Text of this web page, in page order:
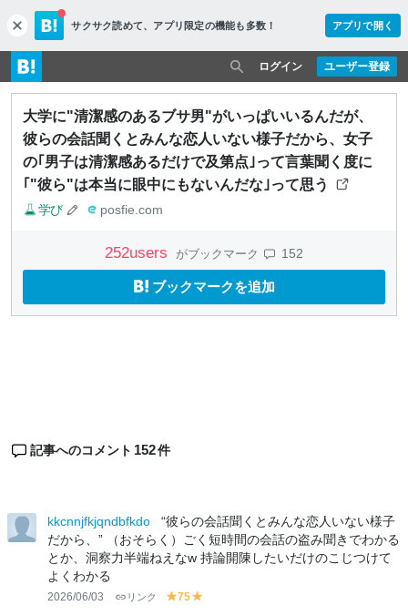
c
l
o
s
e
サクサク読めて、 アプリ限定の機能も多数！ アプリで開く
ユーザー登録
ログイン
大学に"清潔感のあるブサ男"がいっぱいいるんだが、
彼らの会話聞くとみんな恋人いない様子だから、女子
の｢男子は清潔感あるだけで及第点｣って言葉聞く度に
｢"彼ら"は本当に眼中にもないんだな｣って思う
学び posfie.com
252users がブックマーク 152
ブックマークを追加
記事へのコメント 152件
kkcnnjfkjqndbfkdo
“彼らの会話聞くとみんな恋人いない様子
だから、” （おそらく）ごく短時間の会話の盗み聞きでわかる
とか、洞察力半端ねえなw 持論開陳したいだけのこじつけて
よくわかる
2026/06/03 リンク
y
75